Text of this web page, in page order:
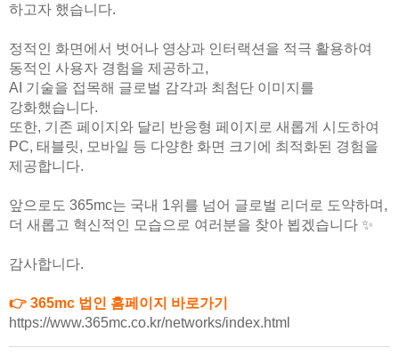
하고자 했습니다.
정적인 화면에서 벗어나 영상과 인터랙션을 적극 활용하여
동적인 사용자 경험을 제공하고,
AI 기술을 접목해 글로벌 감각과 최첨단 이미지를
강화했습니다.
또한, 기존 페이지와 달리 반응형 페이지로 새롭게 시도하여
PC, 태블릿, 모바일 등 다양한 화면 크기에 최적화된 경험을
제공합니다.
앞으로도 365mc는 국내 1위를 넘어 글로벌 리더로 도약하며,
더 새롭고 혁신적인 모습으로 여러분을 찾아 뵙겠습니다 ✨
감사합니다.
👉 365mc 법인 홈페이지 바로가기
https://www.365mc.co.kr/networks/index.html